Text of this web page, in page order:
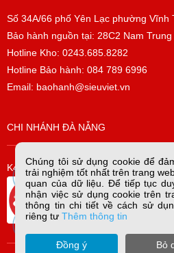
Số 34A/66 phố Yên Lạc phường Vĩnh
Bảo hành nguồn tại: 28C2 Nam
Hotline Kho: 0243.685.8282
Hotline Bảo hành: 084 789 6996
Email: baohanh@sieuviet.vn
CHI NHÁNH ĐÀ NẴNG
K42/H2/14 Tiểu La, P. Hòa Cường
Chúng tôi sử dụng cookie để
trải nghiệm tốt nhất trên trang
quan của dữ liệu. Để tiếp tục
nhận việc sử dụng cookie trên
thông tin chi tiết về cách sử
riêng tưThêm thông tin
Đồng ý Bỏ